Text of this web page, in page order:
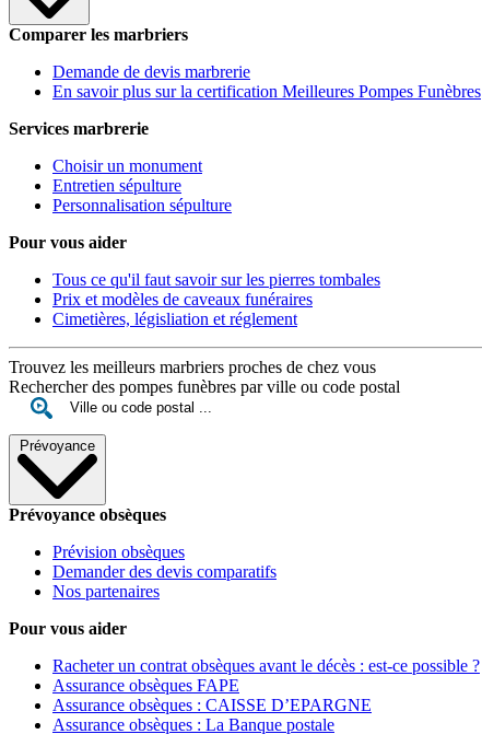
Comparer les marbriers
Demande de devis marbrerie
En savoir plus sur la certification Meilleures Pompes Funèbres
Services marbrerie
Choisir un monument
Entretien sépulture
Personnalisation sépulture
Pour vous aider
Tous ce qu'il faut savoir sur les pierres tombales
Prix et modèles de caveaux funéraires
Cimetières, législiation et réglement
Trouvez les meilleurs marbriers proches de chez vous
Rechercher des pompes funèbres par ville ou code postal
Prévoyance
Prévoyance obsèques
Prévision obsèques
Demander des devis comparatifs
Nos partenaires
Pour vous aider
Racheter un contrat obsèques avant le décès : est-ce possible ?
Assurance obsèques FAPE
Assurance obsèques : CAISSE D’EPARGNE
Assurance obsèques : La Banque postale